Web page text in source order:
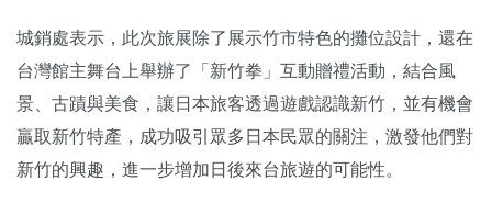
城銷處表示，此次旅展除了展示竹市特色的攤位設計，還在
台灣館主舞台上舉辦了「新竹拳」互動贈禮活動，結合風
景、古蹟與美食，讓日本旅客透過遊戲認識新竹，並有機會
贏取新竹特產，成功吸引眾多日本民眾的關注，激發他們對
新竹的興趣，進一步增加日後來台旅遊的可能性。